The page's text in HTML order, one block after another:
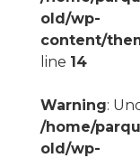
old/wp-
content/
line 14
Warning:
/home/
old/wp-